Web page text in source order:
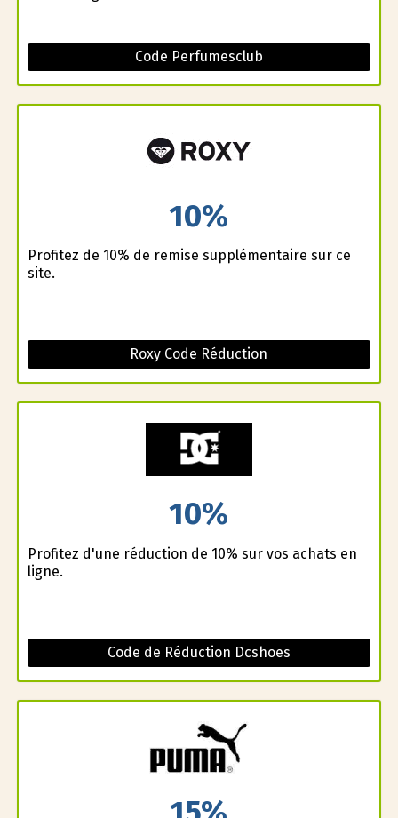
Code Perfumesclub
10%
Profitez de 10% de remise supplémentaire sur ce
site.
Roxy Code Réduction
10%
Profitez d'une réduction de 10% sur vos achats en
ligne.
Code de Réduction Dcshoes